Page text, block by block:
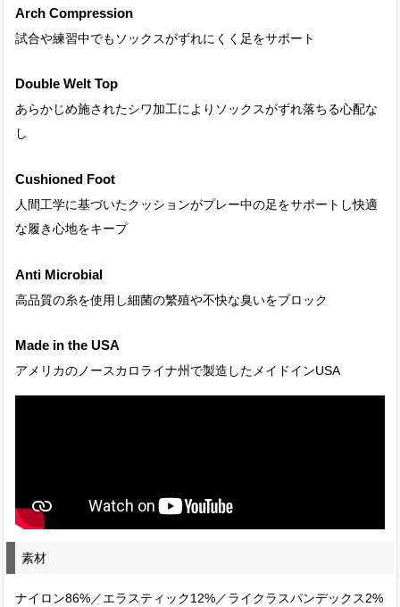
Arch Compression
試合や練習中でもソックスがずれにくく足をサポート
Double Welt Top
あらかじめ施されたシワ加工によりソックスがずれ落ちる心配な
し
Cushioned Foot
人間工学に基づいたクッションがプレー中の足をサポートし快適
な履き心地をキープ
Anti Microbial
高品質の糸を使用し細菌の繁殖や不快な臭いをブロック
Made in the USA
アメリカのノースカロライナ州で製造したメイドインUSA
素材
ナイロン86%／エラスティック12%／ライクラスパンデックス2%